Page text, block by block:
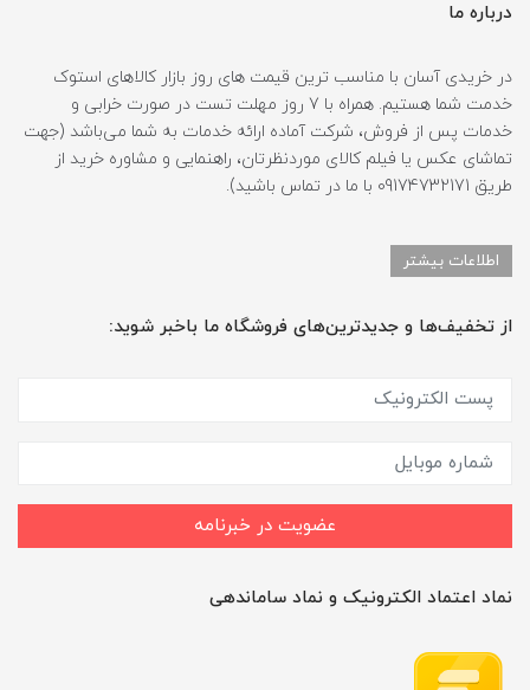
درباره ما
در خریدی آسان با مناسب ترین قیمت های روز بازار کالاهای استوک
خدمت شما هستیم. همراه با 7 روز مهلت تست در صورت خرابی و
خدمات پس از فروش، شرکت آماده ارائه خدمات به شما می‌باشد (جهت
تماشای عکس یا فیلم کالای موردنظرتان، راهنمایی و مشاوره خرید از
طریق 09174732171 با ما در تماس باشید).
اطلاعات بیشتر
از تخفیف‌ها و جدیدترین‌های فروشگاه ما باخبر شوید:
عضویت در خبرنامه
نماد اعتماد الکترونیک و نماد ساماندهی